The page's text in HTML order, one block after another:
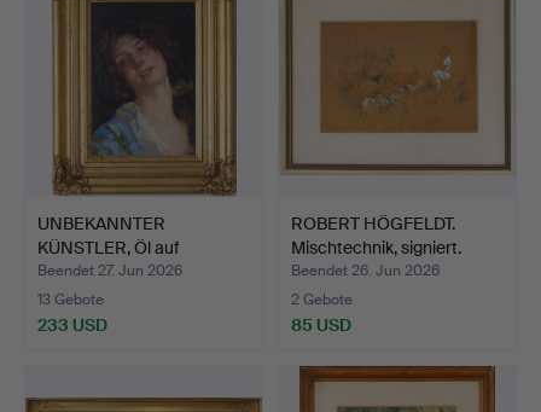
UNBEKANNTER
KÜNSTLER, Öl auf
Leinwand, sig…
Beendet 27. Jun 2026
13 Gebote
233 USD
ROBERT HÖGFELDT.
Mischtechnik, signiert.
Beendet 26. Jun 2026
2 Gebote
85 USD